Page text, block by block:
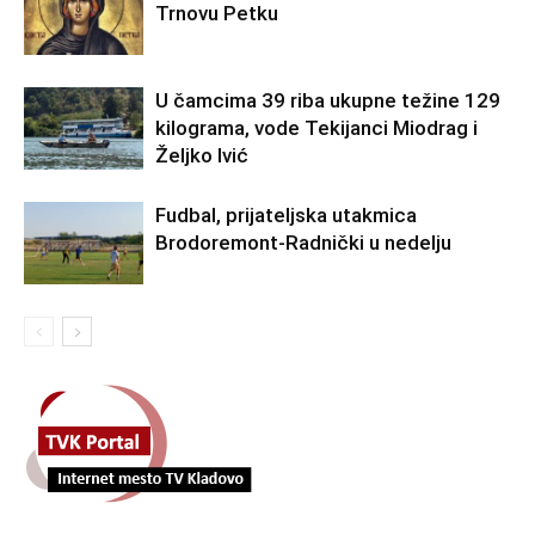
Trnovu Petku
U čamcima 39 riba ukupne težine 129
kilograma, vode Tekijanci Miodrag i
Željko Ivić
Fudbal, prijateljska utakmica
Brodoremont-Radnički u nedelju